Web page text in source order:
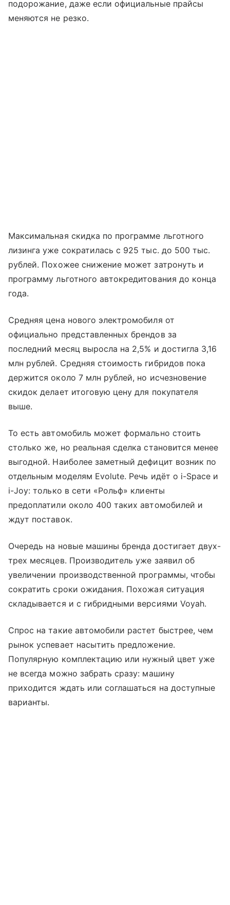
подорожание, даже если официальные прайсы
меняются не резко.
Максимальная скидка по программе льготного
лизинга уже сократилась с 925 тыс. до 500 тыс.
рублей. Похожее снижение может затронуть и
программу льготного автокредитования до конца
года.
Средняя цена нового электромобиля от
официально представленных брендов за
последний месяц выросла на 2,5% и достигла 3,16
млн рублей. Средняя стоимость гибридов пока
держится около 7 млн рублей, но исчезновение
скидок делает итоговую цену для покупателя
выше.
То есть автомобиль может формально стоить
столько же, но реальная сделка становится менее
выгодной. Наиболее заметный дефицит возник по
отдельным моделям Evolute. Речь идёт о i-Space и
i-Joy: только в сети «Рольф» клиенты
предоплатили около 400 таких автомобилей и
ждут поставок.
Очередь на новые машины бренда достигает двух-
трех месяцев. Производитель уже заявил об
увеличении производственной программы, чтобы
сократить сроки ожидания. Похожая ситуация
складывается и с гибридными версиями Voyah.
Спрос на такие автомобили растет быстрее, чем
рынок успевает насытить предложение.
Популярную комплектацию или нужный цвет уже
не всегда можно забрать сразу: машину
приходится ждать или соглашаться на доступные
варианты.